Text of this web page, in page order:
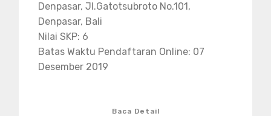
Denpasar, Jl.Gatotsubroto No.101,
Denpasar, Bali
Nilai SKP: 6
Batas Waktu Pendaftaran Online: 07
Desember 2019
Baca Detail